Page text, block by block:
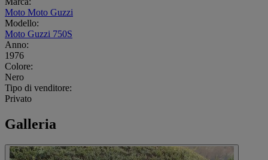
Moto Moto Guzzi
Modello:
Moto Guzzi 750S
Anno:
1976
Colore:
Nero
Tipo di venditore:
Privato
Galleria